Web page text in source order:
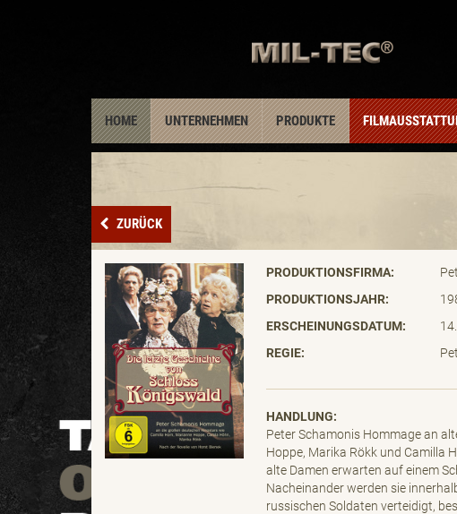
HOME UNTERNEHMEN PRODUKTE
ZURÜCK
PRODUKTIONSFIRMA:
PRODUKTIONSJAHR:
ERSCHEINUNGSDATUM:
REGIE:
HANDLUNG:
Peter Schamonis Hommage an
Hoppe, Marika Rökk und Camilla
alte Damen erwarten auf einem
Nacheinander werden sie
russischen Soldaten verteidigt,